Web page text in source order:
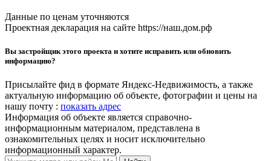
Данные по ценам уточняются
Проектная декларация на сайте https://наш.дом.рф
Вы застройщик этого проекта и хотите исправить или обновить
информацию?
Присылайте фид в формате Яндекс-Недвижимость, а также
актуальную информацию об объекте, фотографии и цены на
нашу почту : показать адрес
Информация об объекте является справочно-
информационным материалом, представлена в
ознакомительных целях и носит исключительно
информационный характер.